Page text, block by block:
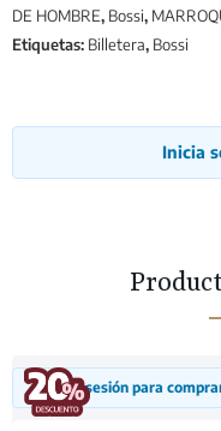
DE HOMBRE, Bossi,
Etiquetas: Billetera, Bossi
Inicia
Inicia sesión para